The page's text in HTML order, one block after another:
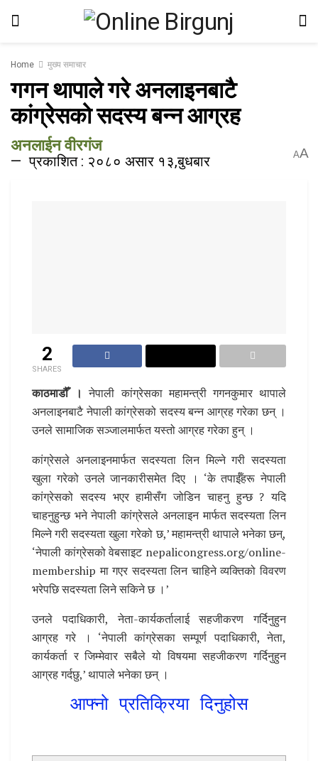
Home मुख्य समाचार
गगन थापाले गरे अनलाइनबाटै
कांग्रेसको सदस्य बन्न आग्रह
अनलाईन वीरगंज
प्रकाशित : २०८० असार १३,बुधबार AA
2
SHARES
काठमाडौँ । नेपाली कांग्रेसका महामन्त्री गगनकुमार थापाले
अनलाइनबाटै नेपाली कांग्रेसको सदस्य बन्न आग्रह गरेका छन् ।
उनले सामाजिक सञ्जालमार्फत यस्तो आग्रह गरेका हुन् ।
कांग्रेसले अनलाइनमार्फत सदस्यता लिन मिल्ने गरी सदस्यता
खुला गरेको उनले जानकारीसमेत दिए । ‘के तपाईँहरू नेपाली
कांग्रेसको सदस्य भएर हामीसँग जोडिन चाहनु हुन्छ ? यदि
चाहनुहुन्छ भने नेपाली कांग्रेसले अनलाइन मार्फत सदस्यता लिन
मिल्ने गरी सदस्यता खुला गरेको छ,’ महामन्त्री थापाले भनेका छन्,
‘नेपाली कांग्रेसको वेबसाइट nepalicongress.org/online-
membership मा गएर सदस्यता लिन चाहिने व्यक्तिको विवरण
भरेपछि सदस्यता लिने सकिने छ ।’
उनले पदाधिकारी, नेता-कार्यकर्तालाई सहजीकरण गर्दिनुहुन
आग्रह गरे । ‘नेपाली कांग्रेसका सम्पूर्ण पदाधिकारी, नेता,
कार्यकर्ता र जिम्मेवार सबैले यो विषयमा सहजीकरण गर्दिनुहुन
आग्रह गर्दछु,’ थापाले भनेका छन् ।
आफ्नो प्रतिक्रिया दिनुहोस